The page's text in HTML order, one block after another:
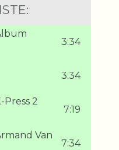
3:34
3:34
Press 2
7:19
Van
7:34